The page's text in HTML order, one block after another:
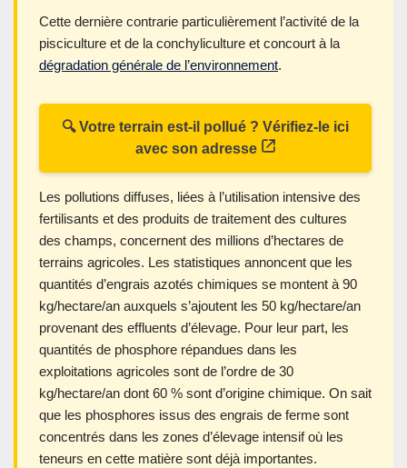
Cette dernière contrarie particulièrement l’activité de la
pisciculture et de la conchyliculture et concourt à la
dégradation générale de l’environnement.
🔍 Votre terrain est-il pollué ? Vérifiez-le ici
avec son adresse
Les pollutions diffuses, liées à l’utilisation intensive des
fertilisants et des produits de traitement des cultures
des champs, concernent des millions d’hectares de
terrains agricoles. Les statistiques annoncent que les
quantités d’engrais azotés chimiques se montent à 90
kg/hectare/an auxquels s’ajoutent les 50 kg/hectare/an
provenant des effluents d’élevage. Pour leur part, les
quantités de phosphore répandues dans les
exploitations agricoles sont de l’ordre de 30
kg/hectare/an dont 60 % sont d’origine chimique. On sait
que les phosphores issus des engrais de ferme sont
concentrés dans les zones d’élevage intensif où les
teneurs en cette matière sont déjà importantes.